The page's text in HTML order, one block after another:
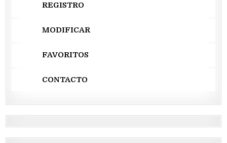
REGISTRO
MODIFICAR
FAVORITOS
CONTACTO